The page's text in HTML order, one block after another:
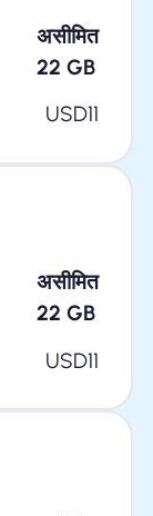
असीमित
22 GB
USD11
असीमित
22 GB
USD11